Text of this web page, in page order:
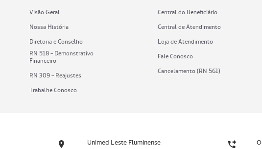
Visão Geral
Nossa História
Diretoria e Conselho
RN 518 - Demonstrativo
Financeiro
RN 309 - Reajustes
Trabalhe Conosco
Central do Beneficiário
Central de Atendimento
Loja de Atendimento
Fale Conosco
Cancelamento (RN 561)
Unimed Leste Fluminense